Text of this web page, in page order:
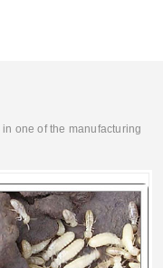
one of the manufacturing